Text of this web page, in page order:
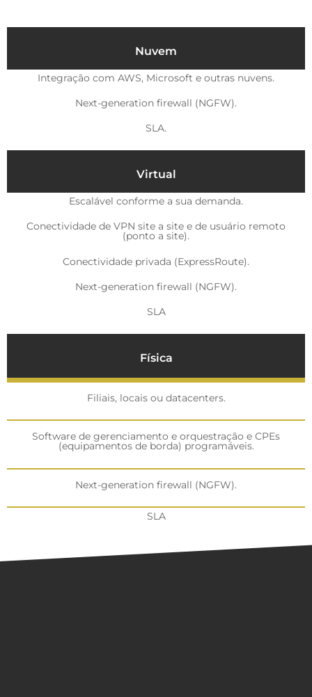
Nuvem
Integração com AWS, Microsoft e outras nuvens.
Next-generation firewall (NGFW).
SLA.
Virtual
Escalável conforme a sua demanda.
Conectividade de VPN site a site e de usuário remoto
(ponto a site).
Conectividade privada (ExpressRoute).
Next-generation firewall (NGFW).
SLA
Física
Filiais, locais ou datacenters.
Software de gerenciamento e orquestração e CPEs
(equipamentos de borda) programáveis.
Next-generation firewall (NGFW).
SLA